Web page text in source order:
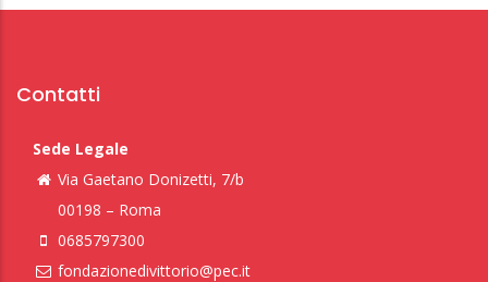
Contatti
Sede Legale
Via Gaetano Donizetti, 7/b
00198 – Roma
0685797300
fondazionedivittorio@pec.it